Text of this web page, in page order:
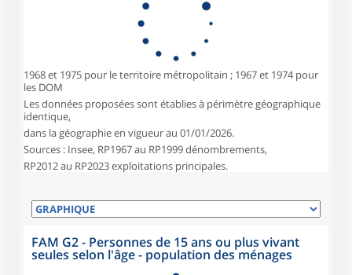
1968 et 1975 pour le territoire métropolitain ; 1967 et 1974 pour
les DOM
Les données proposées sont établies à périmètre géographique
identique,
dans la géographie en vigueur au 01/01/2026.
Sources : Insee, RP1967 au RP1999 dénombrements,
RP2012 au RP2023 exploitations principales.
FAM G2 - Personnes de 15 ans ou plus vivant
seules selon l'âge - population des ménages